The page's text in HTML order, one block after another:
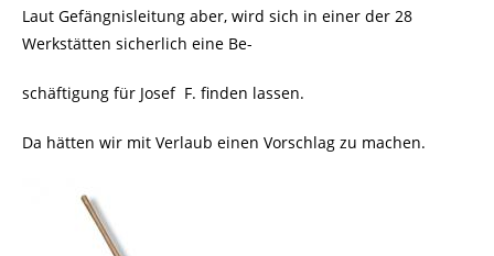
Laut Gefängnisleitung aber, wird sich in einer der 28
Werkstätten sicherlich eine Be-
schäftigung für Josef F. finden lassen.
Da hätten wir mit Verlaub einen Vorschlag zu machen.